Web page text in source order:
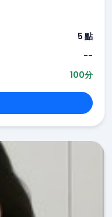
5 點
--
100分